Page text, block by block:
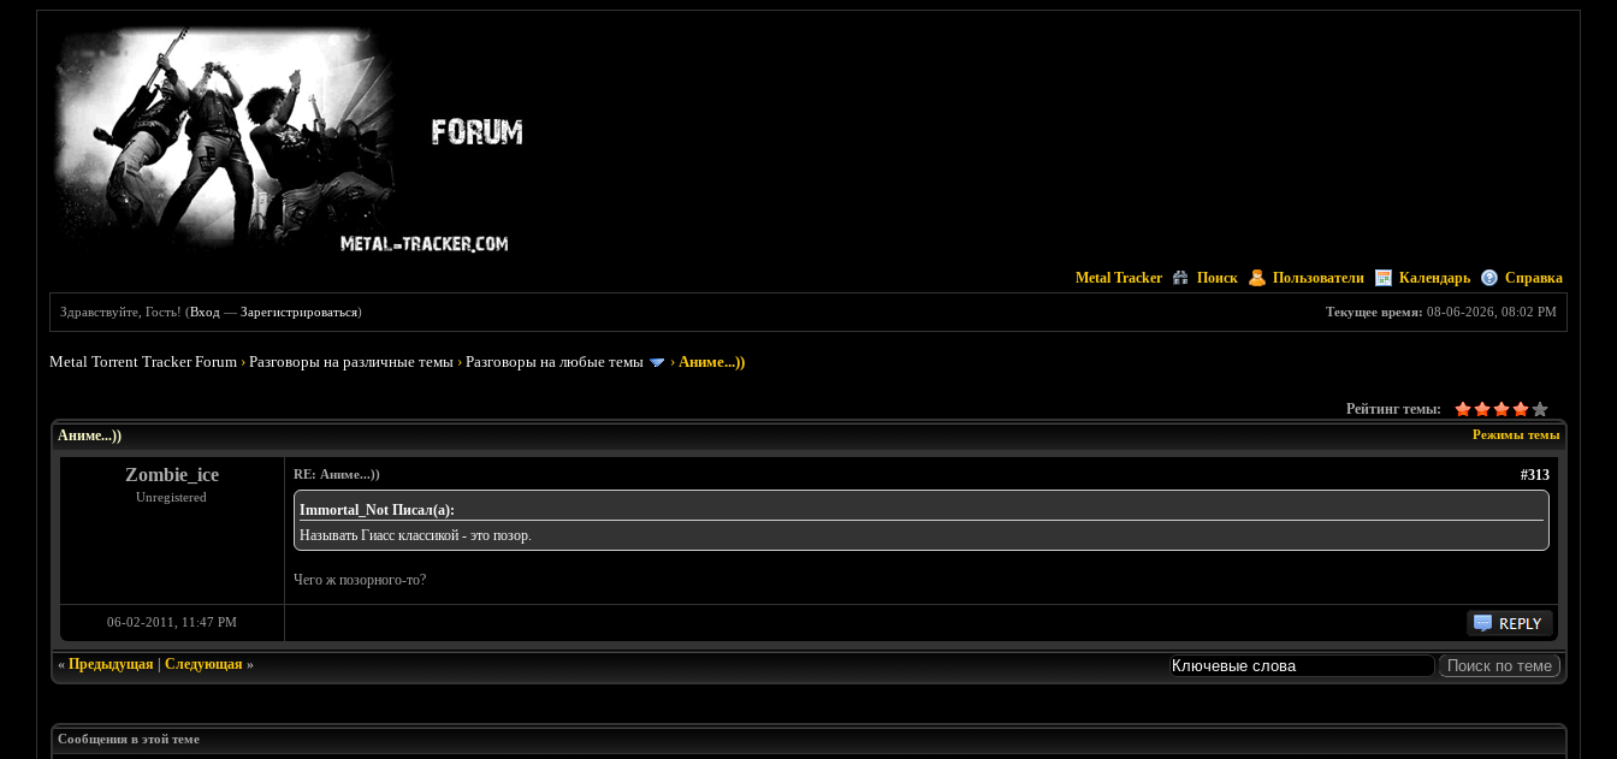
Metal Tracker Поиск Пользователи Календарь Справка
Текущее время: 08-06-2026, 08:02 PM
Здравствуйте, Гость! (Вход —Зарегистрироваться)
Metal Torrent Tracker Forum ›Разговоры на различные темы ›Разговоры на любые темы ›Аниме...))
Рейтинг темы:
Режимы темы
Аниме...))
Zombie_ice
Unregistered
#313
RE: Аниме...))
Immortal_Not Писал(а):
Называть Гиасс классикой - это позор.
Чего ж позорного-то?
06-02-2011, 11:47 PM
« Предыдущая| Следующая»
Сообщения в этой теме